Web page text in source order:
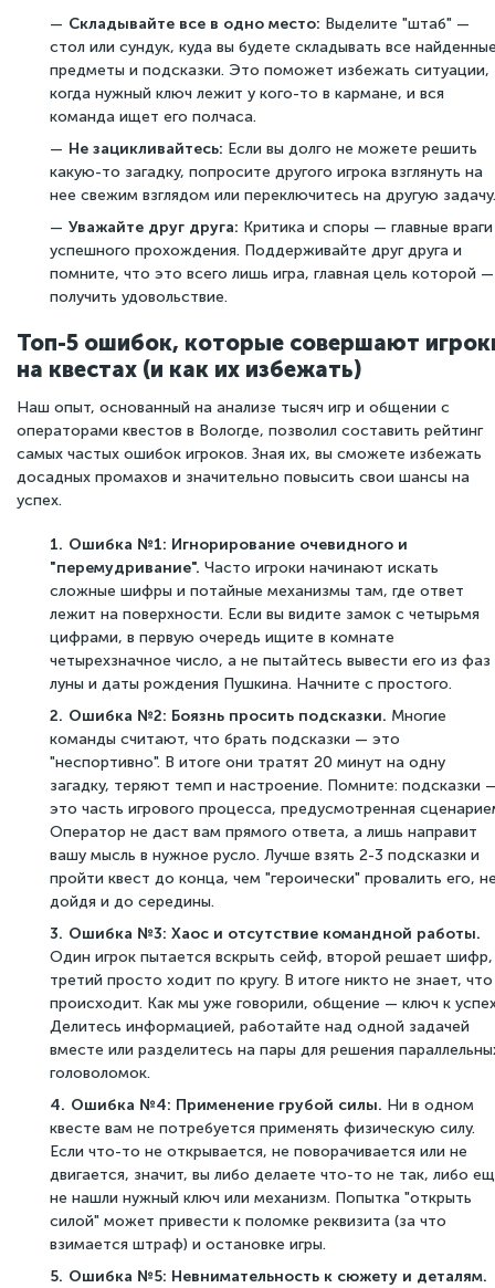
Складывайте все в одно место: Выделите "штаб" —
стол или сундук, куда вы будете складывать все
предметы и подсказки. Это поможет избежать ситуации,
когда нужный ключ лежит у кого-то в кармане, и вся
команда ищет его полчаса.
Не зацикливайтесь: Если вы долго не можете решить
какую-то загадку, попросите другого игрока взглянуть на
нее свежим взглядом или переключитесь на другую задачу.
Уважайте друг друга: Критика и споры — главные враги
успешного прохождения. Поддерживайте друг друга и
помните, что это всего лишь игра, главная цель которой —
получить удовольствие.
Топ-5 ошибок, которые совершают
на квестах (и как их избежать)
Наш опыт, основанный на анализе тысяч игр и общении с
операторами квестов в Вологде, позволил составить рейтинг
самых частых ошибок игроков. Зная их, вы сможете избежать
досадных промахов и значительно повысить свои шансы на
успех.
Ошибка №1: Игнорирование очевидного и
"перемудривание". Часто игроки начинают искать
сложные шифры и потайные механизмы там, где ответ
лежит на поверхности. Если вы видите замок с четырьмя
цифрами, в первую очередь ищите в комнате
четырехзначное число, а не пытайтесь вывести его из фаз
луны и даты рождения Пушкина. Начните с простого.
Ошибка №2: Боязнь просить подсказки. Многие
команды считают, что брать подсказки — это
"неспортивно". В итоге они тратят 20 минут на одну
загадку, теряют темп и настроение. Помните: подсказки
это часть игрового процесса, предусмотренная
Оператор не даст вам прямого ответа, а лишь направит
вашу мысль в нужное русло. Лучше взять 2-3 подсказки и
пройти квест до конца, чем "героически" провалить его,
дойдя и до середины.
Ошибка №3: Хаос и отсутствие командной работы.
Один игрок пытается вскрыть сейф, второй решает шифр,
третий просто ходит по кругу. В итоге никто не знает, что
происходит. Как мы уже говорили, общение — ключ к
Делитесь информацией, работайте над одной задачей
вместе или разделитесь на пары для решения
головоломок.
Ошибка №4: Применение грубой силы. Ни в одном
квесте вам не потребуется применять физическую силу.
Если что-то не открывается, не поворачивается или не
двигается, значит, вы либо делаете что-то не так, либо
не нашли нужный ключ или механизм. Попытка "открыть
силой" может привести к поломке реквизита (за что
взимается штраф) и остановке игры.
Ошибка №5: Невнимательность к сюжету и деталям.